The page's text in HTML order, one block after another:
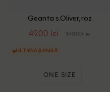
Geanta s.Oliver, roz
49.00 lei 149.00 lei
ULTIMA ȘANSĂ
ONE SIZE